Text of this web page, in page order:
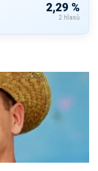
2,29 %
2 hlasů